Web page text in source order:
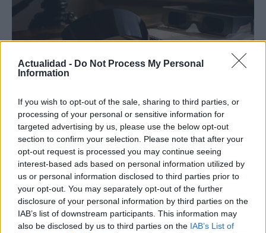
Actualidad - Do Not Process My Personal
Information
If you wish to opt-out of the sale, sharing to third parties, or
processing of your personal or sensitive information for
targeted advertising by us, please use the below opt-out
section to confirm your selection. Please note that after your
opt-out request is processed you may continue seeing
interest-based ads based on personal information utilized by
us or personal information disclosed to third parties prior to
your opt-out. You may separately opt-out of the further
disclosure of your personal information by third parties on the
IAB’s list of downstream participants. This information may
also be disclosed by us to third parties on the IAB’s List of
Protocolos de seguridad ocular y
consejos para fotografiar eclipses solares
Un eclipse solar es un espectáculo natural que…
CIENCIA Y TECNOLOGÍA